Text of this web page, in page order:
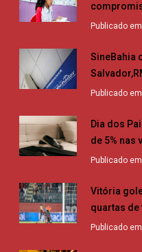
Publicado
SineBahia
Publicado
Dia dos
de 5% nas
Publicado
Vitória
quartas de
Publicado